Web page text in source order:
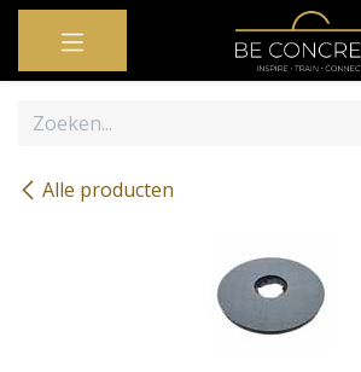
OVERSLAAN NAAR INHOUD
Alle producten